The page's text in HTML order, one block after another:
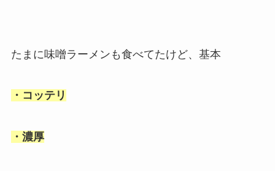
たまに味噌ラーメンも食べてたけど、基本
・コッテリ
・濃厚